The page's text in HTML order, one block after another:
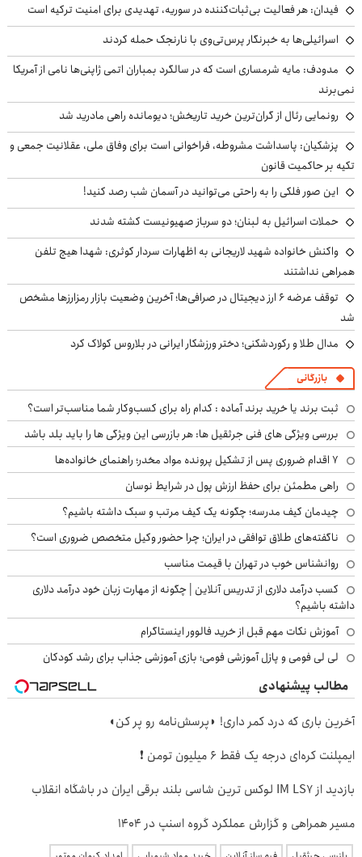
فیدان: هر فعالیت بی‌ثبات‌کننده در سوریه، تهدیدی برای امنیت ترکیه است
اسرائیلی‌ها به خبرنگار پرس‌تی‌وی با نارنجک حمله کردند
مدودف: مایه شرمساری است که در سالگرد بمباران اتمی ژاپنی‌ها نامی از آمریکا
نمی‌برند
رونمایی رئال از گران‌ترین خرید تاریخش؛ دیومانده راهی مادرید شد
پزشکیان: پاسداشت مشروطه، فراخوانی است برای وفاق ملی، عقلانیت جمعی و
تکیه بر حاکمیت قانون
این صور فلکی را به راحتی می‌توانید در آسمان شب رصد کنید!
حملات اسرائیل به لبنان؛ دو سرباز صهیونیست کشته شدند
واکنش خانواده شهید لاریجانی به اظهارات سردار کوثری: شهدا هیچ تلفن
همراهی نداشتند
توقف عرضه ۶ ارز دیجیتال در صرافی‌ها؛ آخرین وضعیت بازار رمزارزها مشخص
شد
مدال طلا و رکوردشکنی؛ دختر ورزشکار ایرانی در بلاروس کولاک کرد
بازرگانی
ثبت برند یا خرید برند آماده : کدام راه برای کسب‌وکار شما مناسب‌تر است؟
بررسی ویژگی های فنی جرثقیل ها: هر بازرسی این ویژگی ها را باید بلد باشد
۷ اقدام ضروری پس از تشکیل پرونده مواد مخدر؛ راهنمای خانواده‌ها
راهی مطمئن برای حفظ ارزش پول در شرایط نوسان
چیدمان کیف مدرسه؛ چگونه یک کیف مرتب و سبک داشته باشیم؟
ناگفته‌های طلاق توافقی در ایران؛ چرا حضور وکیل متخصص ضروری است؟
روانشناس خوب در تهران با قیمت مناسب
کسب درآمد دلاری از تدریس آنلاین | چگونه از مهارت زبان خود درآمد دلاری
داشته باشیم؟
آموزش نکات مهم قبل از خرید فالوور اینستاگرام
لی لی فومی و پازل آموزشی فومی؛ بازی آموزشی جذاب برای رشد کودکان
مطالب پیشنهادی
آخرین باری که درد کمر داری! ◗پرسش‌نامه رو پر کن◖
ایمپلنت کره‌ای درجه یک فقط 6 میلیون تومن ❗
بازدید از IM LS7 لوکس ترین شاسی بلند برقی ایران در باشگاه انقلاب
مسیر همراهی و گزارش عملکرد گروه اسنپ در ۱۴۰۴